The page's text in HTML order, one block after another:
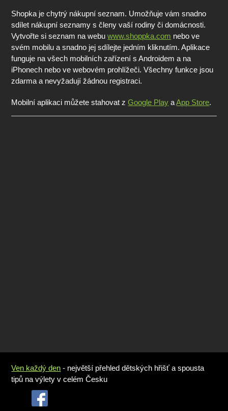
Shopka je chytrý nákupní seznam. Umožňuje vám snadno
sdílet nákupní seznamy s členy vaší rodiny či domácnosti.
Vytvořte si seznam na webuwww.shoppka.com nebo ve
svém mobilu a snadno jej sdílejte jedním kliknutím. Aplikace
funguje na všech mobilních zařízení s Androidem a na
iPhonech nebo ve webovém prohlížeči. Všechny funkce jsou
zdarma a nevyžadují žádnou registraci.
Mobilní aplikaci můžete stahovat zGoogle Play aApp Store.
Ven každý den - největší přehled dětských hřišť a spousta
tipů na výlety v celém Česku